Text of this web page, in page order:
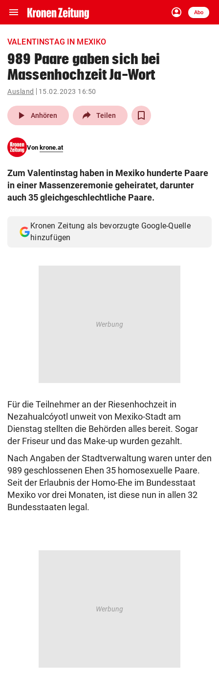
menu Navigation
ein-/ausklappen
account_circle
Anmelden
Abo
close Schließen
account_circle Anmelden
arrow_right
pin_drop
Wien arrow_right
search
eingeben
© Krone Multimedia GmbH & Co KG 2026
Muthgasse 2, 1190 Wien
VALENTINSTAG IN MEXIKO
989 Paare gaben sich bei
Massenhochzeit Ja-Wort
Ausland 15.02.2023 16:50
play_arrow Anhören Teilen
Von krone.at
Zum Valentinstag haben in Mexiko hunderte Paare
in einer Massenzeremonie geheiratet, darunter
auch 35 gleichgeschlechtliche Paare.
Kronen Zeitung als bevorzugte Google-Quelle
hinzufügen
Für die Teilnehmer an der Riesenhochzeit in
Nezahualcóyotl unweit von Mexiko-Stadt am
Dienstag stellten die Behörden alles bereit. Sogar
der Friseur und das Make-up wurden gezahlt.
Nach Angaben der Stadtverwaltung waren unter den
989 geschlossenen Ehen 35 homosexuelle Paare.
Seit der Erlaubnis der Homo-Ehe im Bundesstaat
Mexiko vor drei Monaten, ist diese nun in allen 32
Bundesstaaten legal.